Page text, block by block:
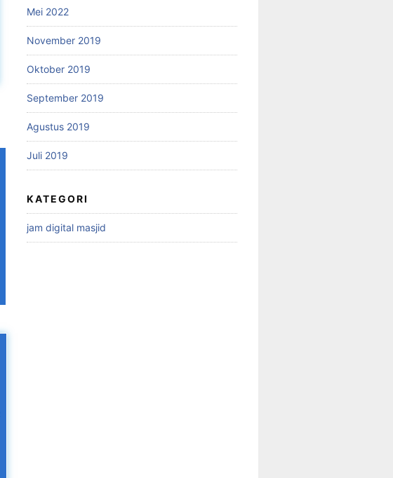
Mei 2022
November 2019
Oktober 2019
September 2019
Agustus 2019
Juli 2019
KATEGORI
jam digital masjid